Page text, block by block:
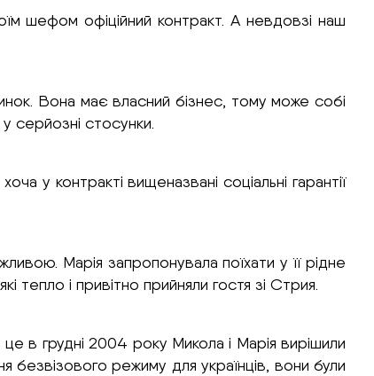
шефом офіційний контракт. А невдовзі наш
Вона має власний бізнес, тому може собі
серйозні стосунки.
у контракті вищеназвані соціальні гарантії
Марія запропонувала поїхати у її рідне
тепло і привітно прийняли гостя зі Стрия.
в грудні 2004 року Микола і Марія вирішили
безвізового режиму для українців, вони були